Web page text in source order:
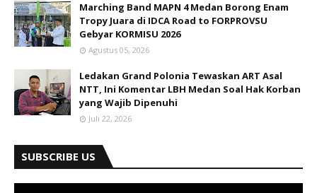
Marching Band MAPN 4 Medan Borong Enam
Tropy Juara di IDCA Road to FORPROVSU
Gebyar KORMISU 2026
Agustus 05, 2026
Ledakan Grand Polonia Tewaskan ART Asal
NTT, Ini Komentar LBH Medan Soal Hak Korban
yang Wajib Dipenuhi
Juli 22, 2026
SUBSCRIBE US